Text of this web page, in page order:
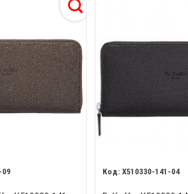
09 X510330-141-04